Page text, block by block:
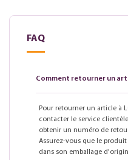
FAQ
Comment retourner un
Pour retourner un article à
contacter le service
obtenir un numéro de
Assurez-vous que le
dans son emballage